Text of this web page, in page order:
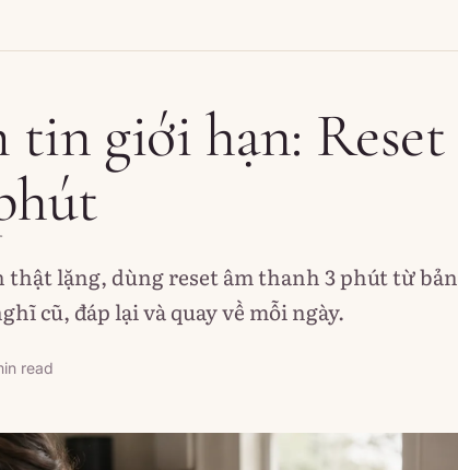
tin giới hạn: Reset
lặng, dùng reset âm thanh 3 phút từ bản
cũ, đáp lại và quay về mỗi ngày.
read